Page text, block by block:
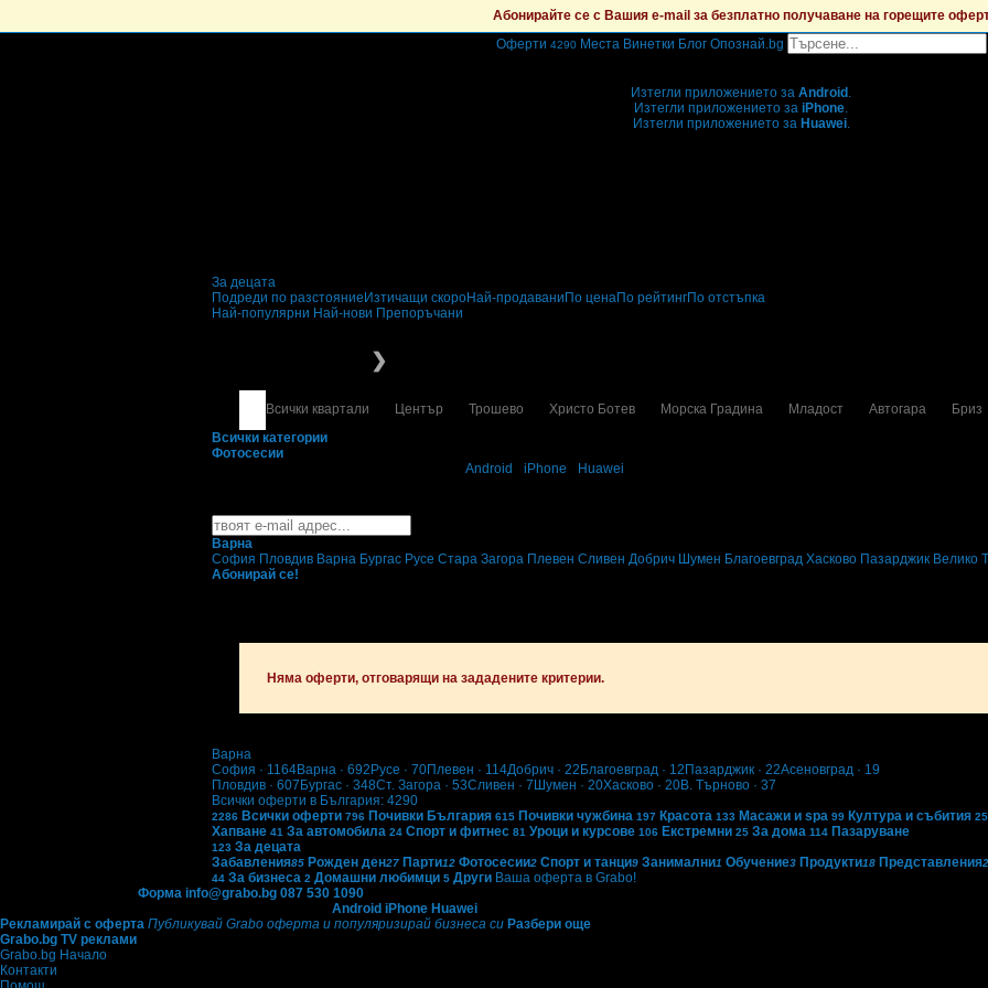
Абонирайте се с Вашия e-mail за безплатно получаване на горещите
Оферти 4290 Места Винетки Блог Опознай.bg
Изтегли приложението за Android .
Изтегли приложението за iPhone.
Изтегли приложението за Huawei.
За децата
Подреди по разстояние Изтичащи скороНай-продавани По ценаПо рейтингПо отстъпка
Най-популярни Най-нови Препоръчани
❯
Всички квартали Център Трошево Христо Ботев Морска Градина Младост Автогара Бриз
Всички категории
Фотосесии
Android iPhone Huawei
Варна
София Пловдив Варна Бургас Русе Стара Загора Плевен Сливен Добрич Шумен Благоевград Хасково Пазарджик Велико
Абонирай се!
Няма оферти, отговарящи на зададените критерии.
Варна
София · 1164Варна · 692 Русе · 70Плевен · 114Добрич · 22 Благоевград · 12 Пазарджик · 22Асеновград · 19
Пловдив · 607 Бургас · 348Ст. Загора · 53Сливен · 7 Шумен · 20Хасково · 20В. Търново · 37
Всички оферти в България: 4290
2286 Всички оферти 796 Почивки България 615 Почивки чужбина 197 Красота 133 Масажи и spa 99 Култура и събития
Хапване 41 За автомобила 24 Спорт и фитнес 81 Уроци и курсове 106 Екстремни 25 За дома 114 Пазаруване
123 За децата
Забавления85 Рожден ден27 Парти12 Фотосесии2 Спорт и танци9 Занимални1 Обучение3 Продукти18 Представления2
44 За бизнеса 2 Домашни любимци 5 Други Ваша оферта в Grabo!
Форма info@grabo.bg 087 530 1090
Android iPhone Huawei
Рекламирай с оферта Публикувай Grabo оферта и популяризирай бизнеса си Разбери още
Grabo.bg TV реклами
Grabo.bg Начало
Контакти